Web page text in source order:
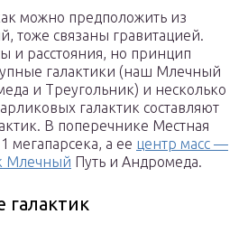
можно предположить из
тоже связаны гравитацией.
и расстояния, но принцип
галактики (наш Млечный
и Треугольник) и несколько
галактик составляют
В поперечнике Местная
мегапарсека, а ее центр масс —
Млечный Путь и Андромеда.
галактик